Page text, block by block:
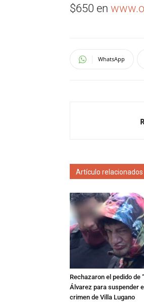
$650 en
WhatsApp
Artículo relacionados
Rechazaron el pedido de
Álvarez para suspender
crimen de Villa Lugano